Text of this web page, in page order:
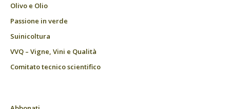
Olivo e Olio
Passione in verde
Suinicoltura
VVQ – Vigne, Vini e Qualità
Comitato tecnico scientifico